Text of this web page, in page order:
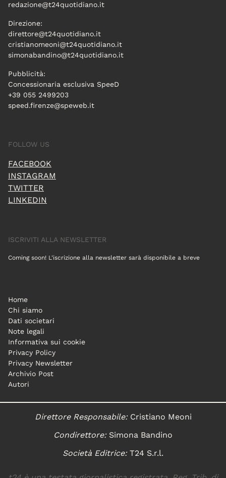
redazione@t24quotidiano.it
Direzione:
direttore@t24quotidiano.it
cristianomeoni@t24quotidiano.it
simonabandino@t24quotidiano.it
Pubblicità:
Concessionaria esclusiva SpeeD
+39 055 2499203
speed.firenze@speweb.it
FOLLOW US
FACEBOOK
INSTAGRAM
TWITTER
LINKEDIN
ISCRIVITI ALLA NEWSLETTER
Coming soon! L'iscrizione alla newsletter sarà disponibile a breve
Home
Chi siamo
Dati societari
Note legali
Informativa sui cookie
Privacy Policy
Privacy Newsletter
Archivio Post
Autori
Direttore Responsabile:Cristiano Meoni
Condirettore:Simona Bandino
Società Editrice:T24 S.r.l.